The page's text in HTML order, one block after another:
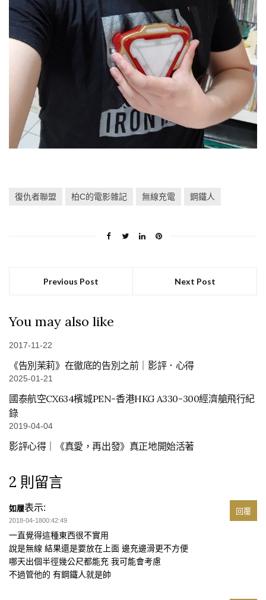
復仇者聯盟 柏C的電影雜記 無線充電 鋼鐵人
Previous Post Next Post
You may also like
2017-11-22
《告別茉莉》在徹底的告別之前｜影評．心得
2025-01-21
國泰航空CX634檳城PEN-香港HKG A330-300經濟艙飛行紀
錄
2019-04-04
影評心得｜《真愛，再出發》真正地開始活著
2 則留言
如履表示:
2018-04-1800:42:49
一直覺得這種東西很不實用
說是無線 結果還是要放在上面 邊充邊滑更不方便
哪天出個半徑幾公尺都能充 我可能會考慮
不過管他的 有鋼鐵人就是帥
回覆